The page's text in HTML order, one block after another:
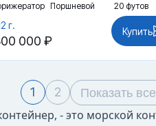
Поршневой 20 футов
г.
000 ₽
Купить
1 2 Показать все
- это морской